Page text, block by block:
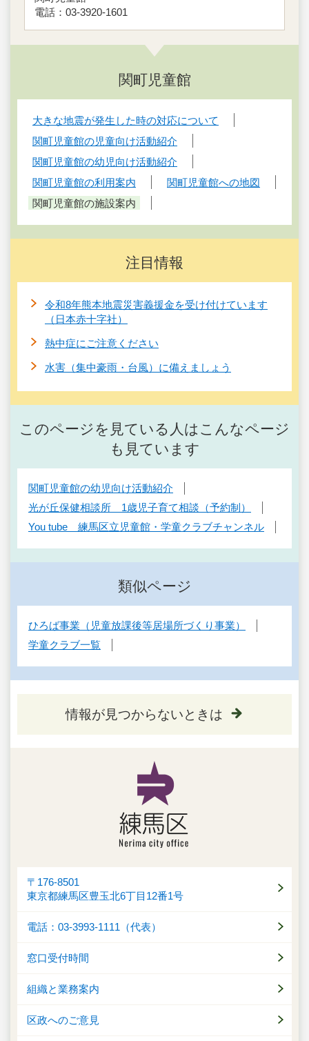
電話：03-3920-1601
関町児童館
大きな地震が発生した時の対応について
関町児童館の児童向け活動紹介
関町児童館の幼児向け活動紹介
関町児童館の利用案内
関町児童館への地図
関町児童館の施設案内
注目情報
令和8年熊本地震災害義援金を受け付けています
（日本赤十字社）
熱中症にご注意ください
水害（集中豪雨・台風）に備えましょう
このページを見ている人はこんなページ
も見ています
関町児童館の幼児向け活動紹介
光が丘保健相談所 1歳児子育て相談（予約制）
You tube 練馬区立児童館・学童クラブチャンネル
類似ページ
ひろば事業（児童放課後等居場所づくり事業）
学童クラブ一覧
情報が見つからないときは
〒176-8501
東京都練馬区豊玉北6丁目12番1号
電話：03-3993-1111（代表）
窓口受付時間
組織と業務案内
区政へのご意見